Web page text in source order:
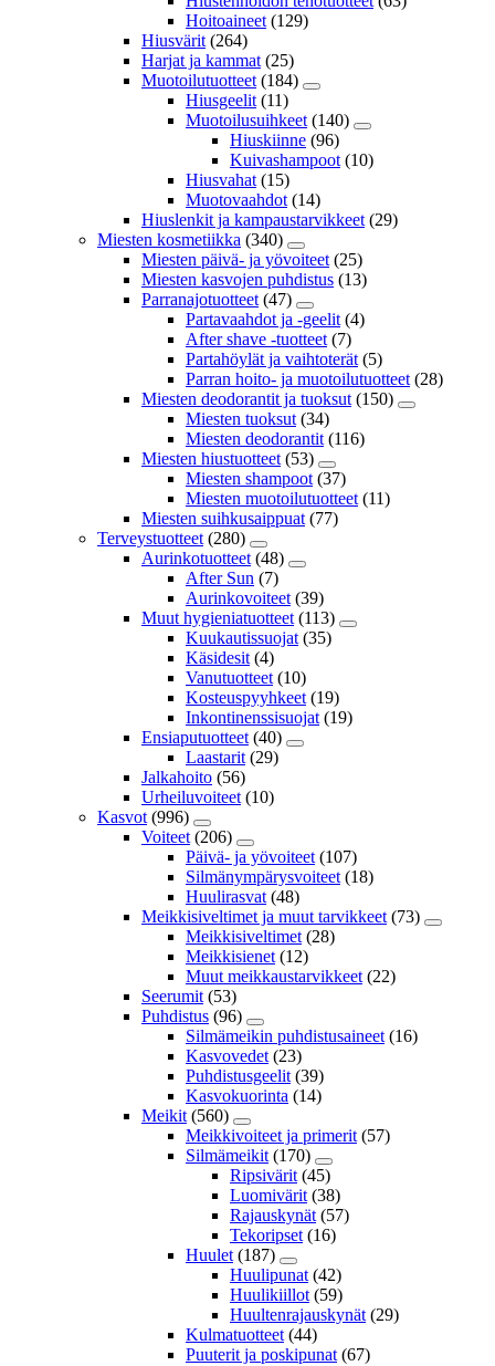
Hoitoaineet (129)
Hiusvärit (264)
Harjat ja kammat (25)
Muotoilutuotteet (184)
Hiusgeelit (11)
Muotoilusuihkeet (140)
Hiuskiinne (96)
Kuivashampoot (10)
Hiusvahat (15)
Muotovaahdot (14)
Hiuslenkit ja kampaustarvikkeet (29)
Miesten kosmetiikka (340)
Miesten päivä- ja yövoiteet (25)
Miesten kasvojen puhdistus (13)
Parranajotuotteet (47)
Partavaahdot ja -geelit (4)
After shave -tuotteet (7)
Partahöylät ja vaihtoterät (5)
Parran hoito- ja muotoilutuotteet (28)
Miesten deodorantit ja tuoksut (150)
Miesten tuoksut (34)
Miesten deodorantit (116)
Miesten hiustuotteet (53)
Miesten shampoot (37)
Miesten muotoilutuotteet (11)
Miesten suihkusaippuat (77)
Terveystuotteet (280)
Aurinkotuotteet (48)
After Sun (7)
Aurinkovoiteet (39)
Muut hygieniatuotteet (113)
Kuukautissuojat (35)
Käsidesit (4)
Vanutuotteet (10)
Kosteuspyyhkeet (19)
Inkontinenssisuojat (19)
Ensiaputuotteet (40)
Laastarit (29)
Jalkahoito (56)
Urheiluvoiteet (10)
Kasvot (996)
Voiteet (206)
Päivä- ja yövoiteet (107)
Silmänympärysvoiteet (18)
Huulirasvat (48)
Meikkisiveltimet ja muut tarvikkeet (73)
Meikkisiveltimet (28)
Meikkisienet (12)
Muut meikkaustarvikkeet (22)
Seerumit (53)
Puhdistus (96)
Silmämeikin puhdistusaineet (16)
Kasvovedet (23)
Puhdistusgeelit (39)
Kasvokuorinta (14)
Meikit (560)
Meikkivoiteet ja primerit (57)
Silmämeikit (170)
Ripsivärit (45)
Luomivärit (38)
Rajauskynät (57)
Tekoripset (16)
Huulet (187)
Huulipunat (42)
Huulikiillot (59)
Huultenrajauskynät (29)
Kulmatuotteet (44)
Puuterit ja poskipunat (67)